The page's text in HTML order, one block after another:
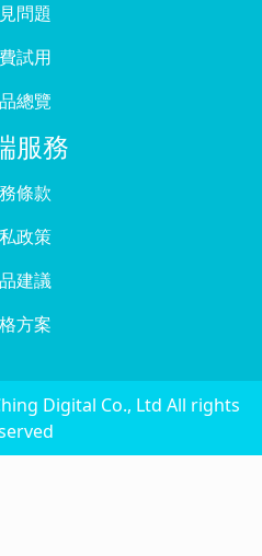
問題
試用
總覽
服務
條款
政策
建議
方案
Digital Co., Ltd All rights